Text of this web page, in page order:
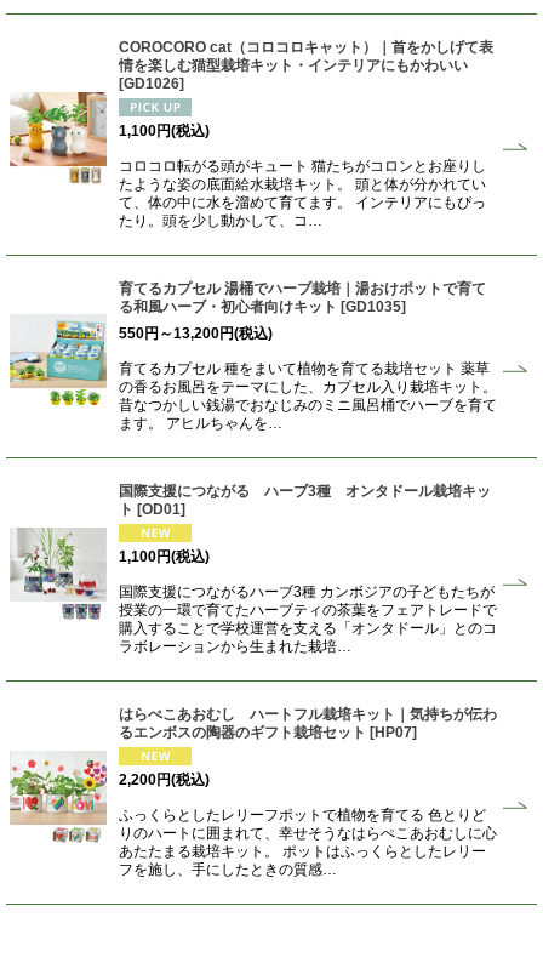
COROCORO cat（コロコロキャット）｜首をかしげて表
情を楽しむ猫型栽培キット・インテリアにもかわいい
[GD1026]
1,100円(税込)
コロコロ転がる頭がキュート 猫たちがコロンとお座りし
たような姿の底面給水栽培キット。 頭と体が分かれてい
て、体の中に水を溜めて育てます。 インテリアにもぴっ
たり。頭を少し動かして、コ…
育てるカプセル 湯桶でハーブ栽培｜湯おけポットで育て
る和風ハーブ・初心者向けキット [GD1035]
550円 ～13,200円(税込)
育てるカプセル 種をまいて植物を育てる栽培セット 薬草
の香るお風呂をテーマにした、カプセル入り栽培キット。
昔なつかしい銭湯でおなじみのミニ風呂桶でハーブを育て
ます。 アヒルちゃんを…
国際支援につながる ハーブ3種 オンタドール栽培キッ
ト [OD01]
1,100円(税込)
国際支援につながるハーブ3種 カンボジアの子どもたちが
授業の一環で育てたハーブティの茶葉をフェアトレードで
購入することで学校運営を支える「オンタドール」とのコ
ラボレーションから生まれた栽培…
はらぺこあおむし ハートフル栽培キット｜気持ちが伝わ
るエンボスの陶器のギフト栽培セット [HP07]
2,200円(税込)
ふっくらとしたレリーフポットで植物を育てる 色とりど
りのハートに囲まれて、幸せそうなはらぺこあおむしに心
あたたまる栽培キット。 ポットはふっくらとしたレリー
フを施し、手にしたときの質感…